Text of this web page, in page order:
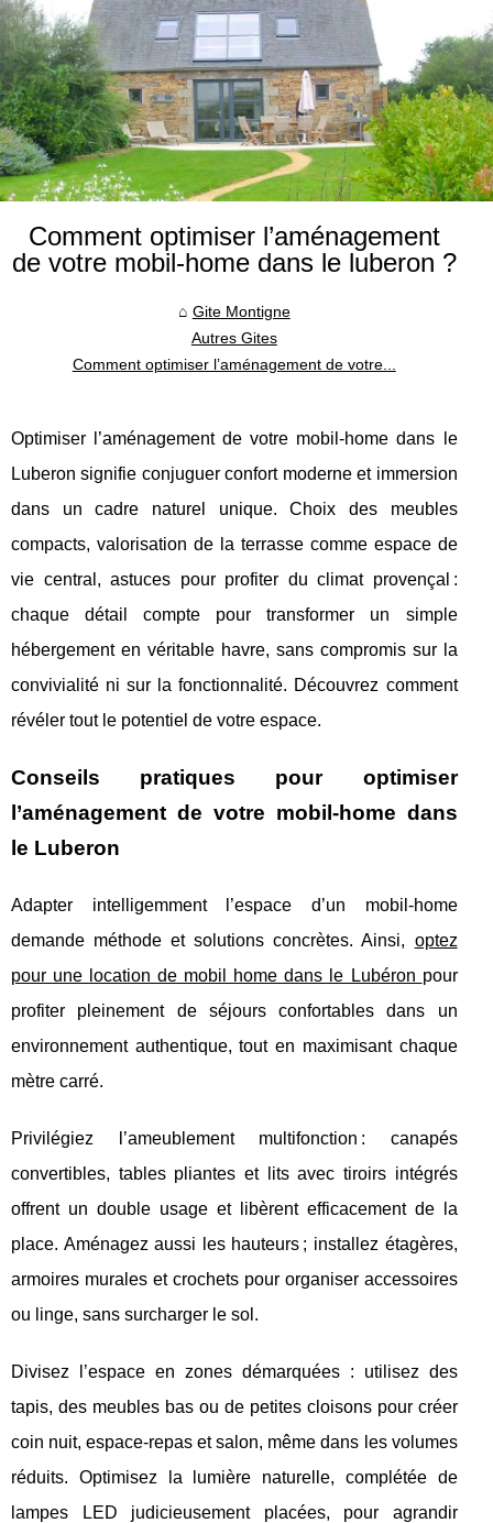
Comment optimiser l’aménagement
de votre mobil-home dans le luberon ?
Gite Montigne
Autres Gites
Comment optimiser l’aménagement de votre...
Optimiser l’aménagement de votre mobil-home dans le
Luberon signifie conjuguer confort moderne et immersion
dans un cadre naturel unique. Choix des meubles
compacts, valorisation de la terrasse comme espace de
vie central, astuces pour profiter du climat provençal :
chaque détail compte pour transformer un simple
hébergement en véritable havre, sans compromis sur la
convivialité ni sur la fonctionnalité. Découvrez comment
révéler tout le potentiel de votre espace.
Conseils pratiques pour optimiser
l’aménagement de votre mobil-home dans
le Luberon
Adapter intelligemment l’espace d’un mobil-home
demande méthode et solutions concrètes. Ainsi, optez
pour une location de mobil home dans le Lubéron pour
profiter pleinement de séjours confortables dans un
environnement authentique, tout en maximisant chaque
mètre carré.
Privilégiez l’ameublement multifonction : canapés
convertibles, tables pliantes et lits avec tiroirs intégrés
offrent un double usage et libèrent efficacement de la
place. Aménagez aussi les hauteurs ; installez étagères,
armoires murales et crochets pour organiser accessoires
ou linge, sans surcharger le sol.
Divisez l’espace en zones démarquées : utilisez des
tapis, des meubles bas ou de petites cloisons pour créer
coin nuit, espace-repas et salon, même dans les volumes
réduits. Optimisez la lumière naturelle, complétée de
lampes LED judicieusement placées, pour agrandir